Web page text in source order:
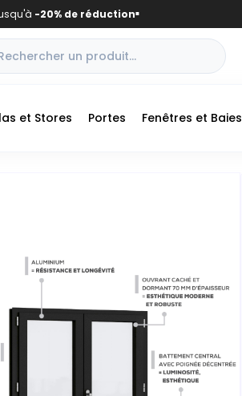
-20% de réduction■
et Stores Portes Fenêtres et Baies